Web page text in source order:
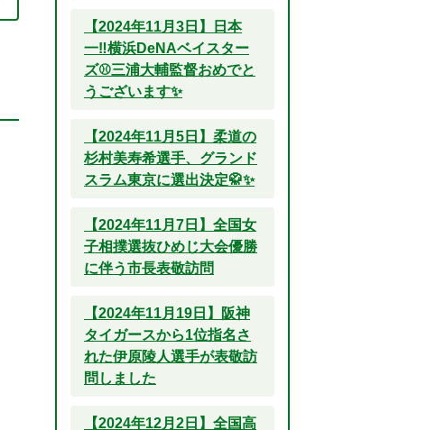
【2024年11月3日】日本
一‼横浜DeNAベイスター
ズ⚾三浦大輔監督おめでと
うございます✨
【2024年11月5日】柔道の
杉村美寿希選手、グランド
スラム東京に選出決定🥋✨
【2024年11月7日】全国女
子相撲選抜ひめじ大会優勝
に伴う市長表敬訪問
【2024年11月19日】阪神
タイガースから1位指名さ
れた伊原陵人選手が表敬訪
問しました
【2024年12月2日】全国高